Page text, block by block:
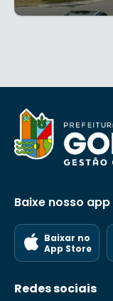
Baixe nosso app
Baixar no
App Store
Redes sociais